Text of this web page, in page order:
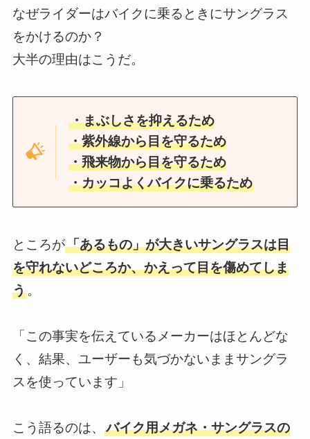
なぜライダーはバイクに乗るときにサングラス
をかけるのか？
大半の理由はこうだ。
・まぶしさを抑えるため
・紫外線から目を守るため
・飛来物から目を守るため
・カッコよくバイクに乗るため
ところが「あるもの」が大きいサングラスは目
を守れないどころか、かえって目を傷めてしま
う。
「この事実を伝えているメーカーはほとんどな
く、結果、ユーザーも気づかないままサングラ
スを使っています」
こう語るのは、 バイク用メガネ・サングラスの